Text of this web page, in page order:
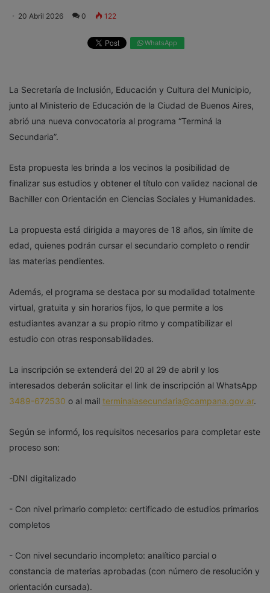
20 Abril 2026 0 122
WhatsApp
La Secretaría de Inclusión, Educación y Cultura del Municipio,
junto al Ministerio de Educación de la Ciudad de Buenos Aires,
abrió una nueva convocatoria al programa “Terminá la
Secundaria”.
Esta propuesta les brinda a los vecinos la posibilidad de
finalizar sus estudios y obtener el título con validez nacional de
Bachiller con Orientación en Ciencias Sociales y Humanidades.
La propuesta está dirigida a mayores de 18 años, sin límite de
edad, quienes podrán cursar el secundario completo o rendir
las materias pendientes.
Además, el programa se destaca por su modalidad totalmente
virtual, gratuita y sin horarios fijos, lo que permite a los
estudiantes avanzar a su propio ritmo y compatibilizar el
estudio con otras responsabilidades.
La inscripción se extenderá del 20 al 29 de abril y los
interesados deberán solicitar el link de inscripción al WhatsApp
3489-672530 o al mail terminalasecundaria@campana.gov.ar.
Según se informó, los requisitos necesarios para completar este
proceso son:
-DNI digitalizado
- Con nivel primario completo: certificado de estudios primarios
completos
- Con nivel secundario incompleto: analítico parcial o
constancia de materias aprobadas (con número de resolución y
orientación cursada).